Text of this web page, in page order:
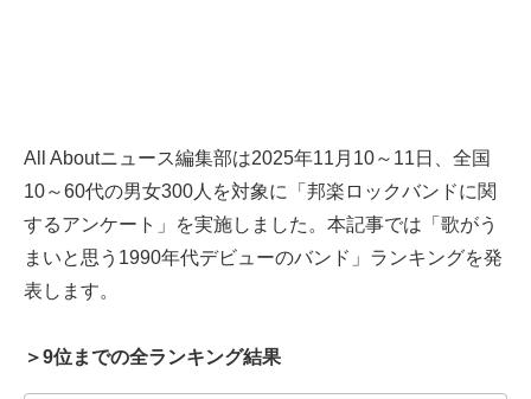
All Aboutニュース編集部は2025年11月10～11日、全国
10～60代の男女300人を対象に「邦楽ロックバンドに関
するアンケート」を実施しました。本記事では「歌がう
まいと思う1990年代デビューのバンド」ランキングを発
表します。
＞9位までの全ランキング結果